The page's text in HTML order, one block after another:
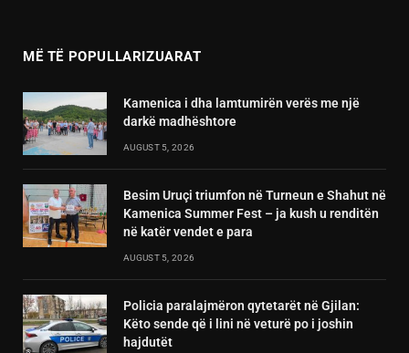
MË TË POPULLARIZUARAT
Kamenica i dha lamtumirën verës me një
darkë madhështore
AUGUST 5, 2026
Besim Uruçi triumfon në Turneun e Shahut në
Kamenica Summer Fest – ja kush u renditën
në katër vendet e para
AUGUST 5, 2026
Policia paralajmëron qytetarët në Gjilan:
Këto sende që i lini në veturë po i joshin
hajdutët